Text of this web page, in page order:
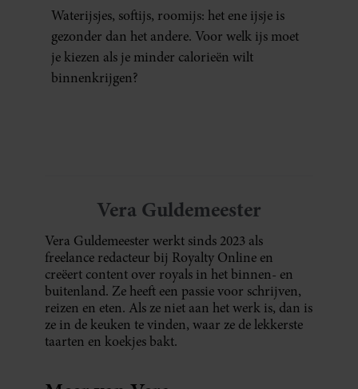
Waterijsjes, softijs, roomijs: het ene ijsje is
gezonder dan het andere. Voor welk ijs moet
je kiezen als je minder calorieën wilt
binnenkrijgen?
Vera Guldemeester
Vera Guldemeester werkt sinds 2023 als
freelance redacteur bij Royalty Online en
creëert content over royals in het binnen- en
buitenland. Ze heeft een passie voor schrijven,
reizen en eten. Als ze niet aan het werk is, dan is
ze in de keuken te vinden, waar ze de lekkerste
taarten en koekjes bakt.